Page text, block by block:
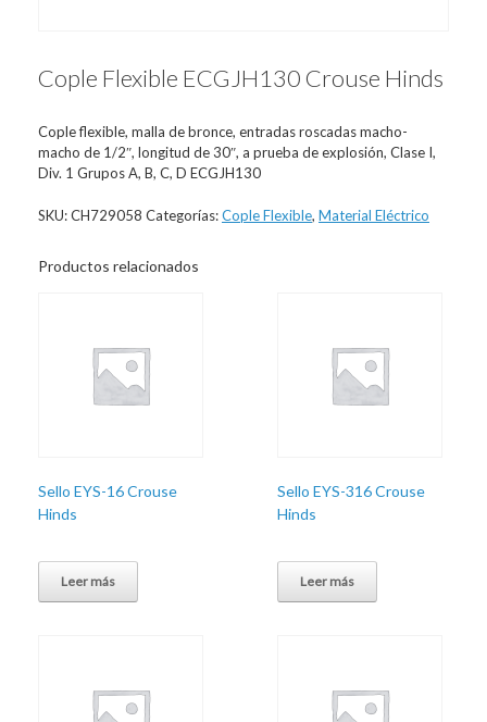
Cople Flexible ECGJH130 Crouse Hinds
Cople flexible, malla de bronce, entradas roscadas macho-
macho de 1/2″, longitud de 30″, a prueba de explosión, Clase I,
Div. 1 Grupos A, B, C, D ECGJH130
SKU:CH729058 Categorías:Cople Flexible, Material Eléctrico
Productos relacionados
Sello EYS-16 Crouse
Hinds
Leer más
Sello EYS-316 Crouse
Hinds
Leer más